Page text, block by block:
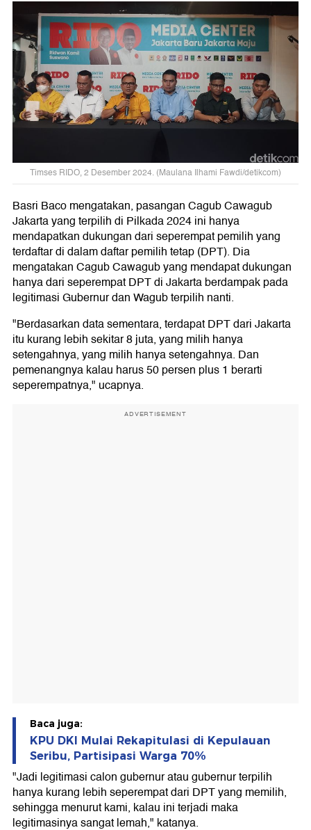
Timses RIDO, 2 Desember 2024. (Maulana Ilhami Fawdi/detikcom)
Basri Baco mengatakan, pasangan Cagub Cawagub
Jakarta yang terpilih di Pilkada 2024 ini hanya
mendapatkan dukungan dari seperempat pemilih yang
terdaftar di dalam daftar pemilih tetap (DPT). Dia
mengatakan Cagub Cawagub yang mendapat dukungan
hanya dari seperempat DPT di Jakarta berdampak pada
legitimasi Gubernur dan Wagub terpilih nanti.
"Berdasarkan data sementara, terdapat DPT dari Jakarta
itu kurang lebih sekitar 8 juta, yang milih hanya
setengahnya, yang milih hanya setengahnya. Dan
pemenangnya kalau harus 50 persen plus 1 berarti
seperempatnya," ucapnya.
ADVERTISEMENT
Baca juga:
KPU DKI Mulai Rekapitulasi di Kepulauan
Seribu, Partisipasi Warga 70%
"Jadi legitimasi calon gubernur atau gubernur terpilih
hanya kurang lebih seperempat dari DPT yang memilih,
sehingga menurut kami, kalau ini terjadi maka
legitimasinya sangat lemah," katanya.